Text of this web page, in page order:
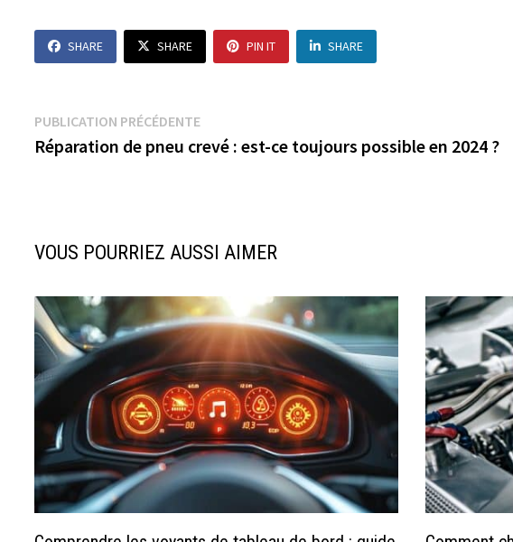
SHARE SHARE PIN IT SHARE
Navigation
de
PUBLICATION PRÉCÉDENTEPublication
précédente :
Réparation de pneu crevé : est-ce toujours possible en 2024 ?
VOUS POURRIEZ AUSSI AIMER